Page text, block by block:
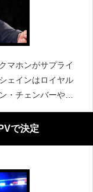
マホンがサプライ
ェインはロイヤル
・チェンバーやレ
じられています。
にレギ
で決定